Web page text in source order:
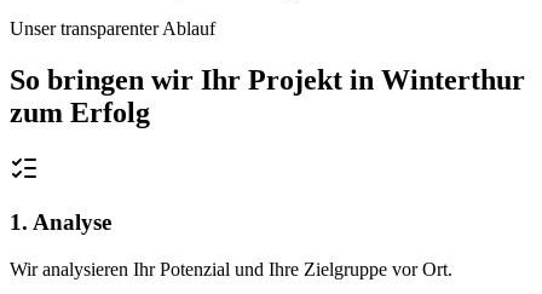
Unser transparenter Ablauf
So bringen wir Ihr Projekt in Winterthur
zum Erfolg
1. Analyse
Wir analysieren Ihr Potenzial und Ihre Zielgruppe vor Ort.